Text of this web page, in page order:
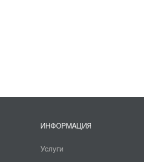
ИНФОРМАЦИЯ
Услуги